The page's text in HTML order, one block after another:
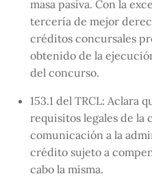
masa pasiva. Con la
tercería de mejor
créditos concursales
obtenido de la
del concurso.
153.1 del TRCL: Aclara
requisitos legales de la
comunicación a la
crédito sujeto a
cabo la misma.